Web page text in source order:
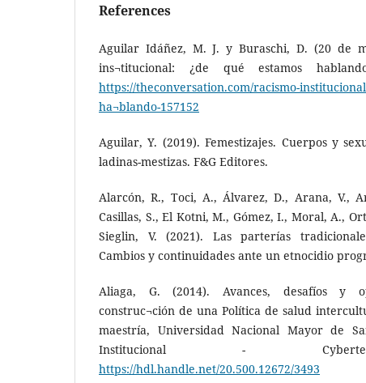
References
Aguilar Idáñez, M. J. y Buraschi, D. (20 de
ins¬titucional: ¿de qué estamos
https://theconversation.com/racismo-
ha¬blando-157152
Aguilar, Y. (2019). Femestizajes. Cuerpos y
ladinas-mestizas. F&G Editores.
Alarcón, R., Toci, A., Álvarez, D., Arana, V.,
Casillas, S., El Kotni, M., Gómez, I., Moral, A.,
Sieglin, V. (2021). Las parterías
Cambios y continuidades ante un etnocidio
Aliaga, G. (2014). Avances, desafíos y
construc¬ción de una Política de salud
maestría, Universidad Nacional Mayor de
Institucional -
https://hdl.handle.net/20.500.12672/3493